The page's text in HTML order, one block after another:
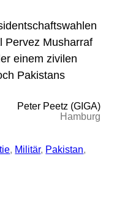
Pervez Musharraf
einem zivilen
Pakistans
Peter Peetz (GIGA)
Hamburg
, Militär, Pakistan